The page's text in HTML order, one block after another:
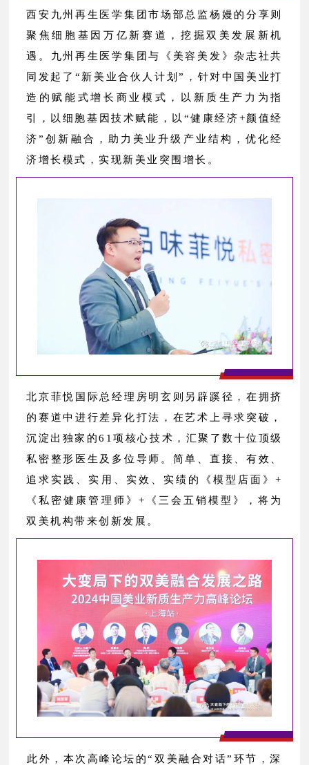
西安九州再生医学集团市场部总监杨嫚的分享则
聚焦细胞基因万亿新赛道，挖掘双美发展新机
遇。九州再生医学集团与《美容美发》杂志社共
同发起了“新美业合伙人计划”，针对中国美业打
造的赋能式增长商业模式，以新质生产力为指
引，以细胞基因技术赋能，以“健康经济+颜值经
济”创新融合，助力美业升级产业结构，优化经
济增长模式，实现新美业突围增长。
北京菲悦国际总经理房明玄则另辟蹊径，在拥挤
的赛道中进行差异化打法，在艺术上寻求突破，
沉淀出独家的61项核心技术，汇聚了数十位顶级
私密整形医生及多位导师。简单、直接、有效、
追求实践、实用、实效、实绩的《模型店面》+
《私密健康管理师》+《三会五销模型》，将为
双美机构带来创新发展。
此外，本次高峰论坛的“双美融合对话”环节，深